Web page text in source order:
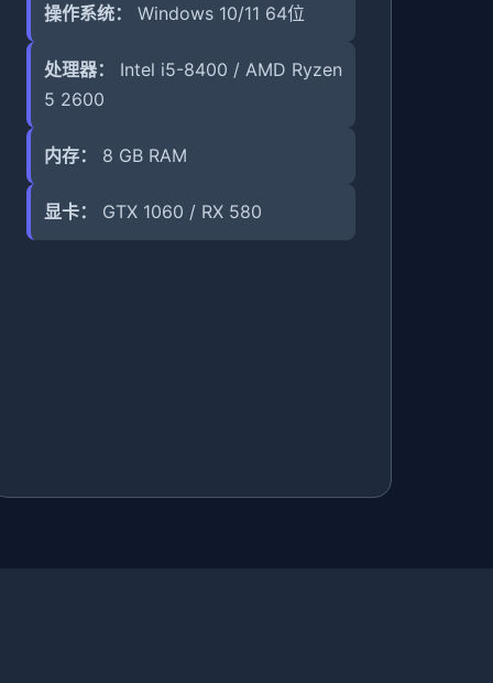
操作系统： Windows 10/11 64位
处理器：
Intel i5-8400 / AMD Ryzen
5 2600
内存： 8 GB RAM
显卡： GTX 1060 / RX 580